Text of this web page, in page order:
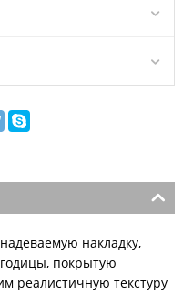
накладку,
покрытую
реалистичную текстуру